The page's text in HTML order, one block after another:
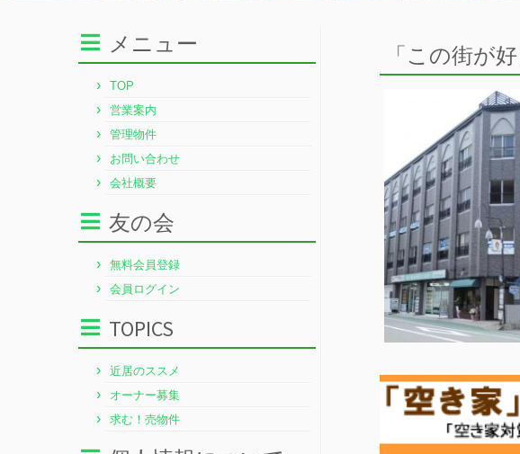
メニュー
TOP
営業案内
管理物件
お問い合わせ
会社概要
友の会
無料会員登録
会員ログイン
TOPICS
近居のススメ
オーナー募集
求む！売物件
「この街が好